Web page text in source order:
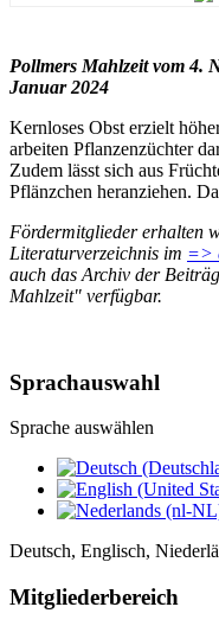
Pollmers Mahlzeit vom 4.
Januar 2024
Kernloses Obst erzielt
arbeiten Pflanzenzüchter
Zudem lässt sich aus
Pflänzchen heranziehen.
Fördermitglieder erhalten
Literaturverzeichnis im =>
auch das Archiv der
Mahlzeit" verfügbar.
Sprachauswahl
Sprache auswählen
Deutsch, Englisch,
Mitgliederbereich